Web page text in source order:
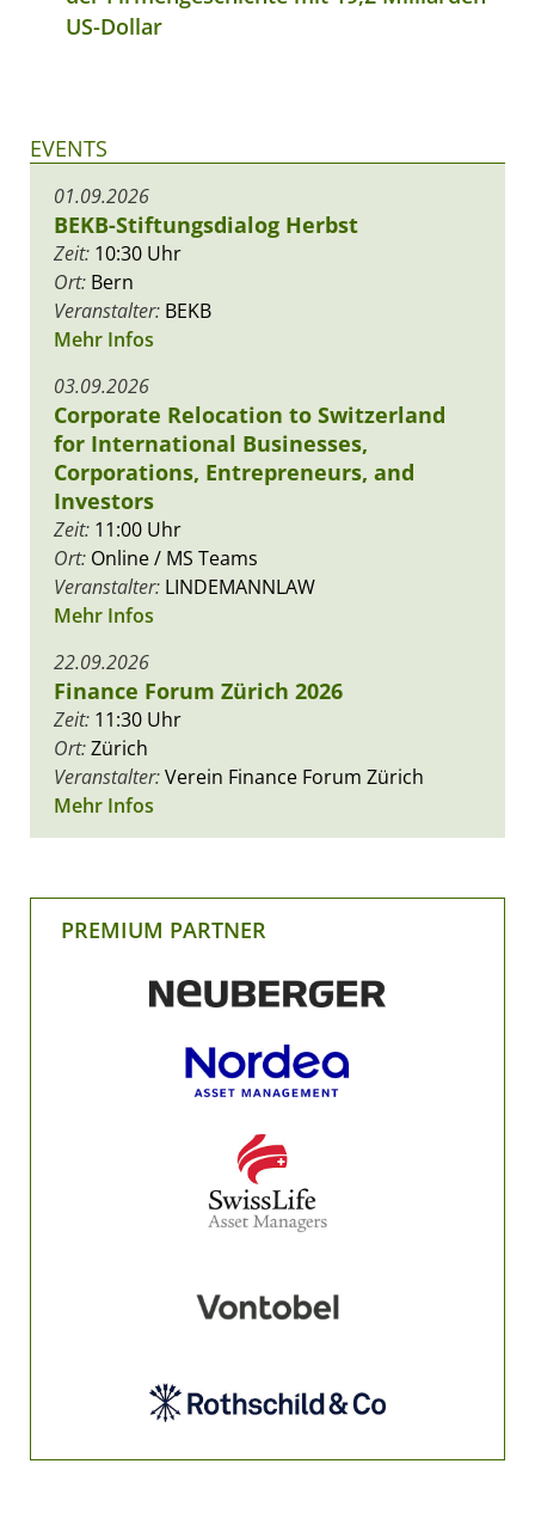
US-Dollar
EVENTS
01.09.2026
BEKB-Stiftungsdialog Herbst
Zeit: 10:30 Uhr
Ort: Bern
Veranstalter: BEKB
Mehr Infos
03.09.2026
Corporate Relocation to Switzerland
for International Businesses,
Corporations, Entrepreneurs, and
Investors
Zeit: 11:00 Uhr
Ort: Online / MS Teams
Veranstalter: LINDEMANNLAW
Mehr Infos
22.09.2026
Finance Forum Zürich 2026
Zeit: 11:30 Uhr
Ort:Zürich
Veranstalter:Verein Finance Forum Zürich
Mehr Infos
PREMIUM PARTNER